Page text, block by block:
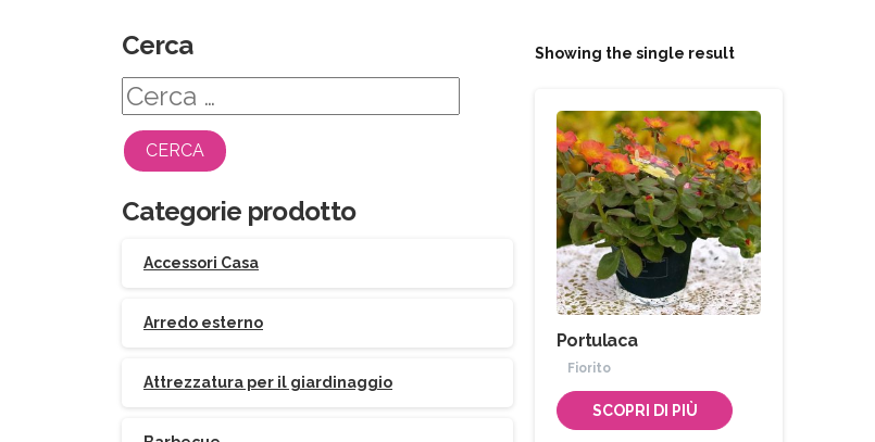
Showing the single result
Portulaca
Fiorito
SCOPRI DI PIÙ
Cerca
Ricerca
per:
Categorie prodotto
Accessori Casa
Arredo esterno
Attrezzatura per il giardinaggio